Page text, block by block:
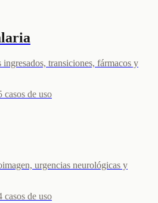
transiciones, fármacos y
casos de uso
urgencias neurológicas y
casos de uso